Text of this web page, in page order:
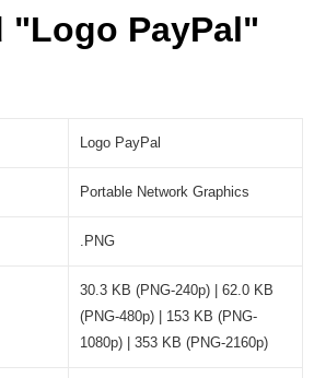
"Logo PayPal"
Logo PayPal
Portable Network Graphics
.PNG
30.3 KB (PNG-240p) | 62.0 KB
(PNG-480p) | 153 KB (PNG-
1080p) | 353 KB (PNG-2160p)